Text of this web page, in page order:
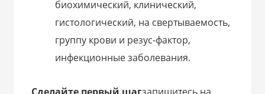
биохимический, клинический,
гистологический, на свертываемость,
группу крови и резус-фактор,
инфекционные заболевания.